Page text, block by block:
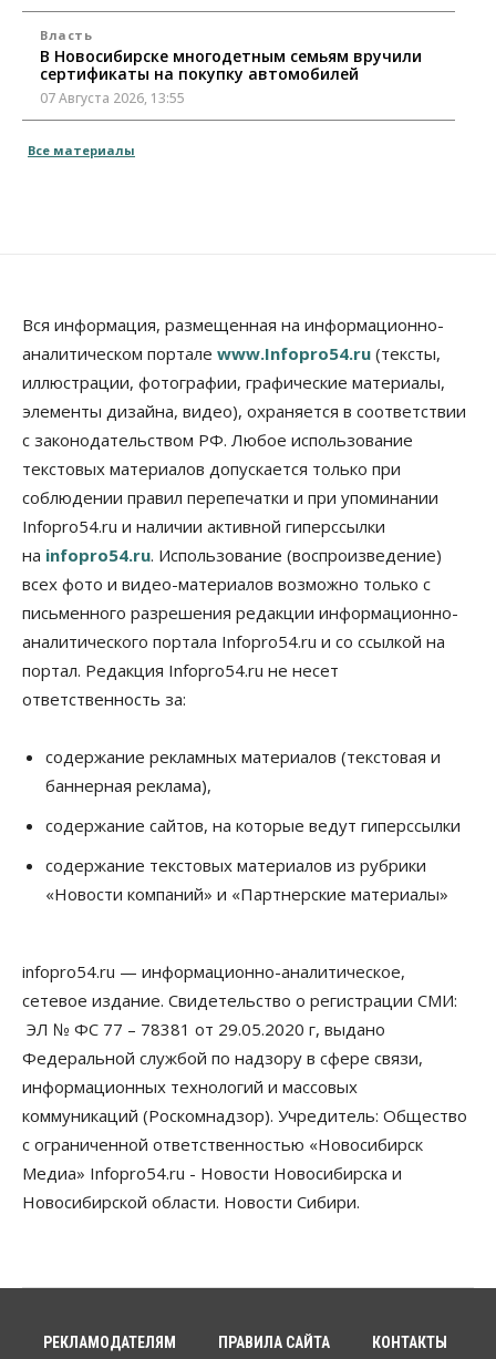
Власть
В Новосибирске многодетным семьям вручили
сертификаты на покупку автомобилей
07 Августа 2026, 13:55
Треть автовладельцев в Новосибирской области
07 Августа 2026, 12:35
Общество
Синоптики рассказали о погоде в Новосибирске
на выходных
07 Августа 2026, 12:00
Жители Новосибирска смогут добровольно
повысить свою пенсию
07 Августа 2026, 11:30
Общество
Деньгами будут распоряжаться дети: в десяти
школах Новосибирской области введут
инициативное бюджетирование
07 Августа 2026, 11:00
заключили под стражу
07 Августа 2026, 10:15
Общество
Новосибирской области, но режима ЧС не будет
07 Августа 2026, 10:00
выстраивают системы защиты от атак БПЛА
07 Августа 2026, 09:00
По «Сибэлектротерму» выдали исполнительные
листы на полмиллиарда рублей
07 Августа 2026, 08:00
Бизнес Власть Медицина Общество
Искусственный интеллект предлагают
привлекать к разработке новых лекарств в
России
рублей
Все материалы
Вся информация, размещенная на информационно-
аналитическом портале www.Infopro54.ru (тексты,
иллюстрации, фотографии, графические материалы,
элементы дизайна, видео), охраняется в соответствии
с законодательством РФ. Любое использование
текстовых материалов допускается только при
соблюдении правил перепечатки и при упоминании
Infopro54.ru и наличии активной гиперссылки
на infopro54.ru. Использование (воспроизведение)
всех фото и видео-материалов возможно только с
письменного разрешения редакции информационно-
аналитического портала Infopro54.ru и со ссылкой на
портал. Редакция Infopro54.ru не несет
ответственность за:
содержание рекламных материалов (текстовая и
баннерная реклама),
содержание сайтов, на которые ведут гиперссылки
содержание текстовых материалов из рубрики
«Новости компаний» и «Партнерские материалы»
infopro54.ru — информационно-аналитическое,
сетевое издание. Свидетельство о регистрации СМИ:
ЭЛ № ФС 77 – 78381 от 29.05.2020 г, выдано
Федеральной службой по надзору в сфере связи,
информационных технологий и массовых
коммуникаций (Роскомнадзор). Учредитель: Общество
с ограниченной ответственностью «Новосибирск
Медиа» Infopro54.ru - Новости Новосибирска и
Новосибирской области. Новости Сибири.
РЕКЛАМОДАТЕЛЯМ ПРАВИЛА САЙТА КОНТАКТЫ